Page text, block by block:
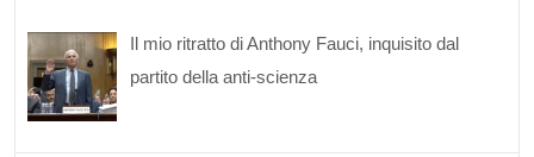
Il mio ritratto di Anthony Fauci, inquisito dal
partito della anti-scienza